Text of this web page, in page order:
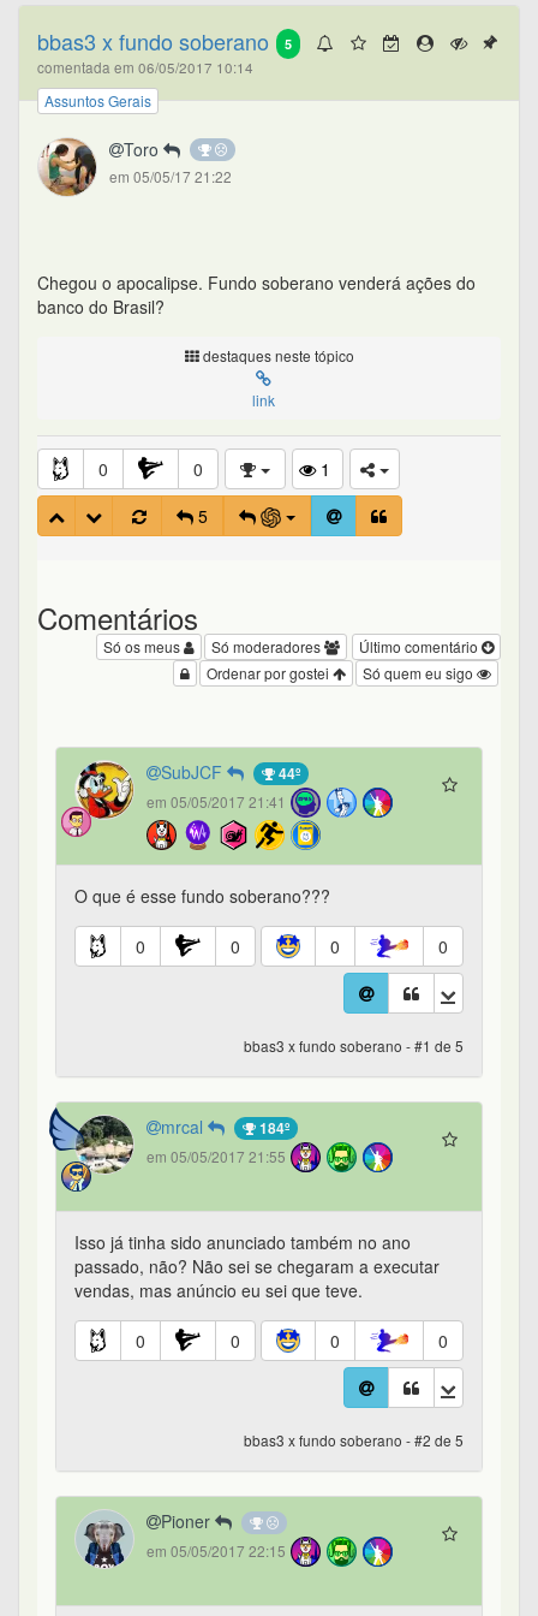
5
bbas3 x fundo soberano
comentada em 06/05/2017 10:14
Assuntos Gerais
Toro
em 05/05/17 21:22
Chegou o apocalipse. Fundo soberano venderá ações do
banco do Brasil?
destaques neste tópico
link
0 0
1
5
Comentários
Último comentário
Só moderadores
Só os meus
Só quem eu sigo
Ordenar por gostei
SubJCF 44º
em 05/05/2017 21:41
O que é esse fundo soberano???
0 0 0 0
bbas3 x fundo soberano - #1 de 5
mrcal 184º
em 05/05/2017 21:55
Isso já tinha sido anunciado também no ano
passado, não? Não sei se chegaram a executar
vendas, mas anúncio eu sei que teve.
0 0 0 0
bbas3 x fundo soberano - #2 de 5
Pioner
em 05/05/2017 22:15